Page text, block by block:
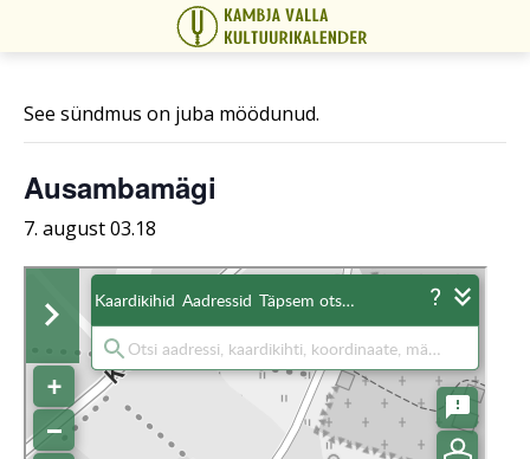
See sündmus on juba möödunud.
Ausambamägi
7. august 03.18